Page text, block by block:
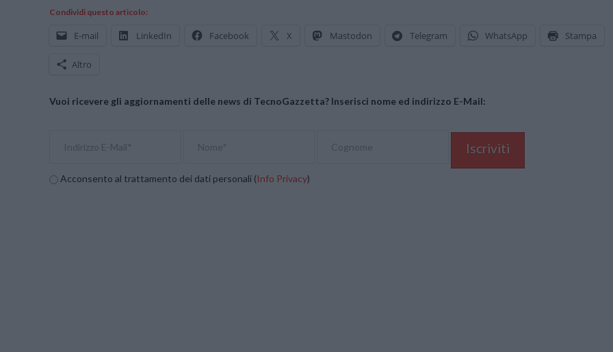
Condividi questo articolo:
E-mail LinkedIn Facebook X Mastodon Telegram WhatsApp Stampa
Altro
Vuoi ricevere gli aggiornamenti delle news di TecnoGazzetta? Inserisci nome ed indirizzo E-Mail:
Acconsento al trattamento dei dati personali (Info Privacy)